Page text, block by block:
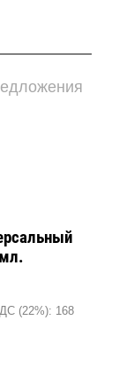
(22%): 168